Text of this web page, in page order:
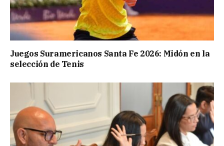
Juegos Suramericanos Santa Fe 2026: Midón en la
selección de Tenis